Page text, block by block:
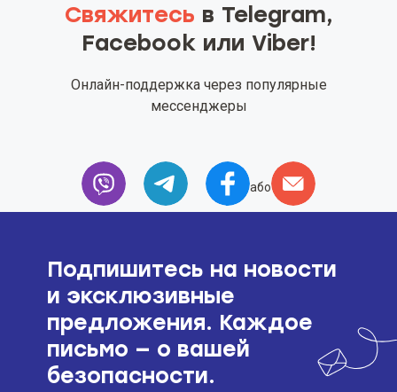
Свяжитесь в Telegram,
Facebook или Viber!
Онлайн-поддержка через популярные
мессенджеры
або
Подпишитесь на новости
и эксклюзивные
предложения. Каждое
письмо — о вашей
безопасности.